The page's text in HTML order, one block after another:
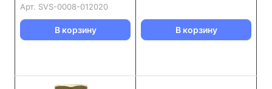
Арт. SVS-0008-012020
В корзину В корзину